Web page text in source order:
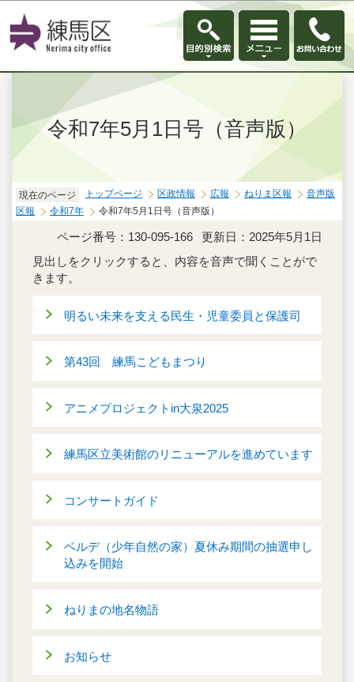
このページの本文へ移動
令和7年5月1日号（音声版）
現在のページ トップページ 区政情報 広報 ねりま区報
音声版
区報
令和7年 令和7年5月1日号（音声版）
ページ番号：130-095-166
更新日：2025年5月1日
見出しをクリックすると、内容を音声で聞くことがで
きます。
明るい未来を支える民生・児童委員と保護司
第43回 練馬こどもまつり
アニメプロジェクトin大泉2025
練馬区立美術館のリニューアルを進めています
コンサートガイド
ベルデ（少年自然の家）夏休み期間の抽選申し
込みを開始
ねりまの地名物語
お知らせ